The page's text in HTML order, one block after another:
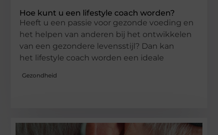
Hoe kunt u een lifestyle coach worden?
Heeft u een passie voor gezonde voeding en
het helpen van anderen bij het ontwikkelen
van een gezondere levensstijl? Dan kan
het lifestyle coach worden een ideale
Gezondheid